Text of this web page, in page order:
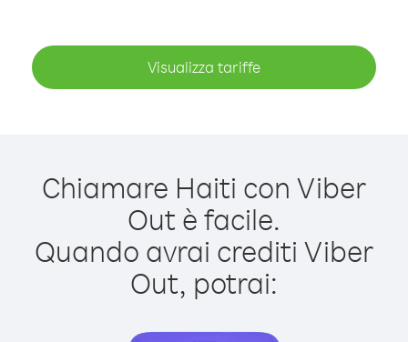
Visualizza tariffe
Chiamare Haiti con Viber
Out è facile.
Quando avrai crediti Viber
Out, potrai: